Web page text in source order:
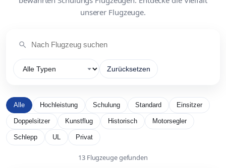
unserer Flugzeuge.
Zurücksetzen
Alle Hochleistung Schulung Standard Einsitzer
Doppelsitzer Kunstflug Historisch Motorsegler
Schlepp UL Privat
13 Flugzeuge gefunden